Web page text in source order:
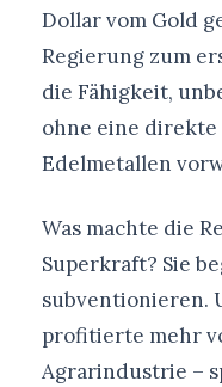
Dollar vom Gold
Regierung zum
die Fähigkeit,
ohne eine direkte
Edelmetallen
Was machte die
Superkraft? Sie
subventionieren.
profitierte mehr
Agrarindustrie –